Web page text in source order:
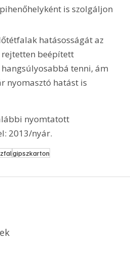
is szolgáljon
hatásosságát az
rejtetten beépített
tenni, ám
nyomasztó hatást is
nyomtatott
2013/nyár.
gipszkarton